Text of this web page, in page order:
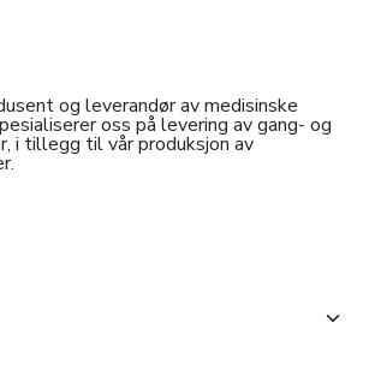
og leverandør av medisinske
oss på levering av gang- og
i tillegg til vår produksjon av